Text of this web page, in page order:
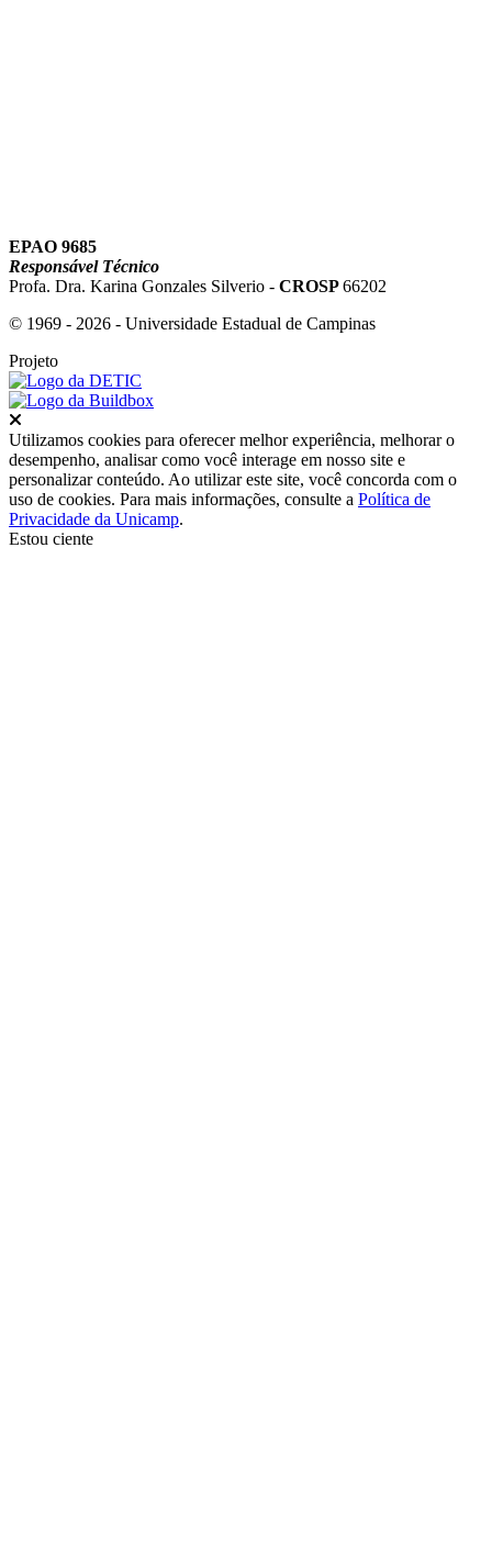
EPAO 9685
Responsável Técnico
Profa. Dra. Karina Gonzales Silverio - CROSP66202
© 1969 - 2026 - Universidade Estadual de Campinas
Projeto
Utilizamos cookies para oferecer melhor experiência, melhorar o
desempenho, analisar como você interage em nosso site e
personalizar conteúdo. Ao utilizar este site, você concorda com o
uso de cookies. Para mais informações, consulte a Política de
Privacidade da Unicamp.
Estou ciente